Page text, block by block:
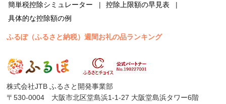
簡単税控除シミュレーター
控除上限額の早見表
具体的な控除額の例
ふるぽ（ふるさと納税）週間お礼の品ランキング
株式会社JTB ふるさと開発事業部
〒530-0004 大阪市北区堂島浜1-1-27 大阪堂島浜タワー6階